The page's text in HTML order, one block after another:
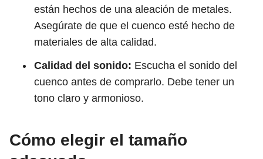
están hechos de una aleación de metales.
Asegúrate de que el cuenco esté hecho de
materiales de alta calidad.
Calidad del sonido: Escucha el sonido del
cuenco antes de comprarlo. Debe tener un
tono claro y armonioso.
Cómo elegir el tamaño